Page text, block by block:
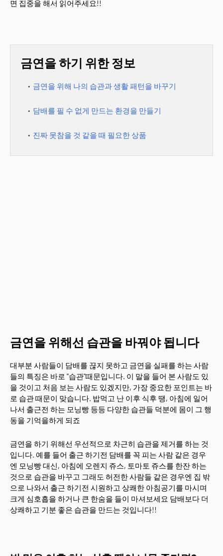
면 집중을 해서 읽어주세요!!
금연을 하기 위한 정보
금연을 위해 나의 습관과 생활 패턴을 바꾸기
담배를 필 수 없게 만드는 환경을 만들기
진짜 못참을 것 같을 때 필요한 상품
금연을 위해선 습관을 바꿔야 됩니다
대부분 사람들이 담배를 끊지 못하고 금연을 실패를 하는 사람
들의 특징은 바로 "습관"때문입니다. 이 말을 들어 본 사람도 있
을 것이고 처음 보는 사람도 있겠지만, 가장 중요한 포인트는 바
로 습관 때문이 맞습니다. 밥먹고 난 이후 식후 땡, 아침에 일어
나서 출근전 하는 모닝빵 등등 다양한 습관들 덕분에 몸이 그 행
동을 기억을하게 되죠
금연을 하기 위해선 우선적으로 차근히 습관을 제거를 하는 것
입니다. 예를 들어 출근 하기전 담배를 꼭 피는 사람 같은 경우
엔 모닝빵 대신, 아침에 오렌지 쥬스, 토마토 쥬스를 한잔 하는
것으로 습관을 바꾸고 그래도 허전한 사람들 같은 경우엔 집 밖
으로 나와서 출근 하기전 시원하고 상쾌한 아침공기를 마시며
크게 심호흡을 하거나 큰 한숨을 들이 마셔보세요 담배보다 더
상쾌하고 기분 좋은 습관을 만드는 것입니다!!